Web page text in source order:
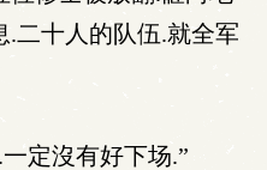
二十人的队伍.就全军
定沒有好下场.”